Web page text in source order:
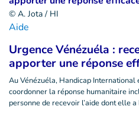
© A. Jota / HI
Aide
Urgence Vénézuéla :
apporter une réponse
Au Vénézuéla, Handicap International
coordonner la réponse humanitaire
personne de recevoir l’aide dont elle a